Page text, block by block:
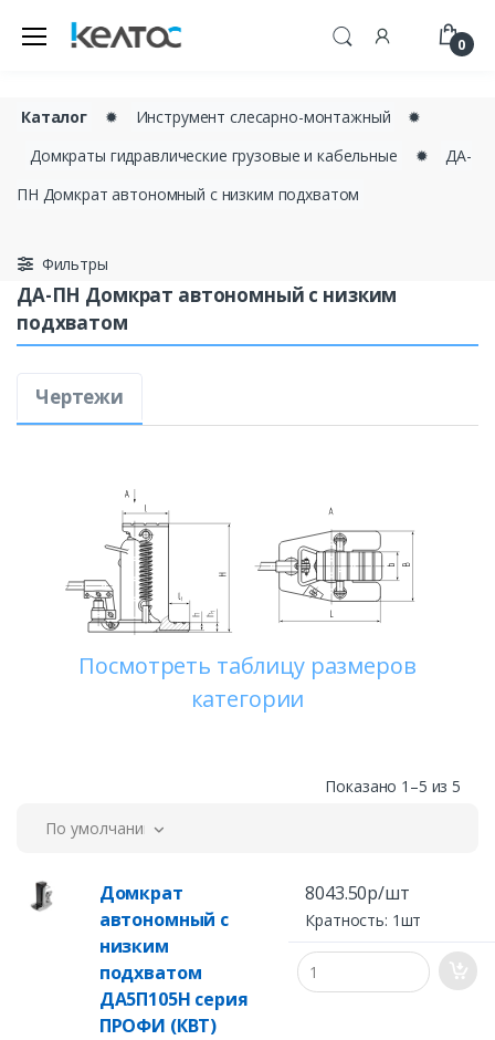
0
Каталог ✹ Инструмент слесарно-монтажный
✹
Домкраты гидравлические грузовые и кабельные
✹
ДА-
ПН Домкрат автономный с низким подхватом
Фильтры
ДА-ПН Домкрат автономный с низким
подхватом
Чертежи
Посмотреть таблицу размеров
категории
Показано 1–5 из 5
По умолчанию
Домкрат
автономный с
низким
подхватом
ДА5П105Н серия
ПРОФИ (КВТ)
8043.50р/шт
Кратность: 1шт